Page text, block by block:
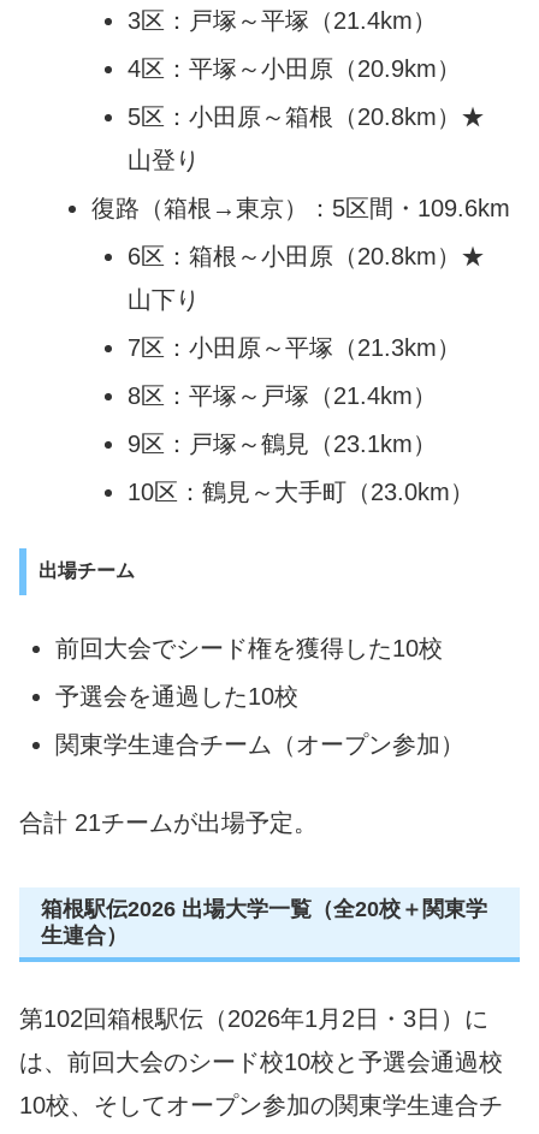
3区：戸塚～平塚（21.4km）
4区：平塚～小田原（20.9km）
5区：小田原～箱根（20.8km）★
山登り
復路（箱根→東京）：5区間・109.6km
6区：箱根～小田原（20.8km）★
山下り
7区：小田原～平塚（21.3km）
8区：平塚～戸塚（21.4km）
9区：戸塚～鶴見（23.1km）
10区：鶴見～大手町（23.0km）
出場チーム
前回大会でシード権を獲得した10校
予選会を通過した10校
関東学生連合チーム（オープン参加）
合計 21チームが出場予定。
箱根駅伝2026 出場大学一覧（全20校＋関東学
生連合）
第102回箱根駅伝（2026年1月2日・3日）に
は、前回大会のシード校10校と予選会通過校
10校、そしてオープン参加の関東学生連合チ